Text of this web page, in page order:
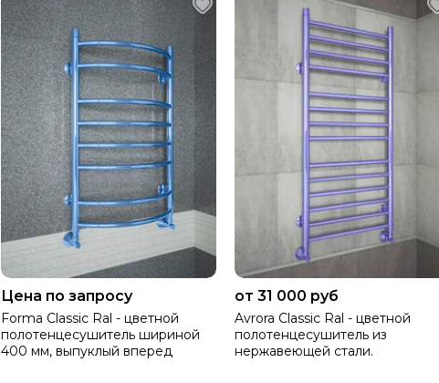
Цена по запросу
Forma Classic Ral - цветной
полотенцесушитель шириной
400 мм, выпуклый вперед
от 31 000 руб
Avrora Classic Ral - цветной
полотенцесушитель из
нержавеющей стали.